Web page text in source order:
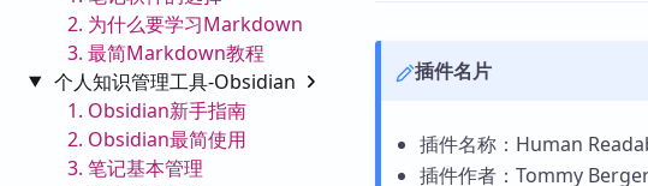
2. 为什么要学习Markdown
3. 最简Markdown教程
个人知识管理工具-Obsidian
1. Obsidian新手指南
2. Obsidian最简使用
3. 笔记基本管理
插件名片
插件名称：Human
插件作者：Tommy